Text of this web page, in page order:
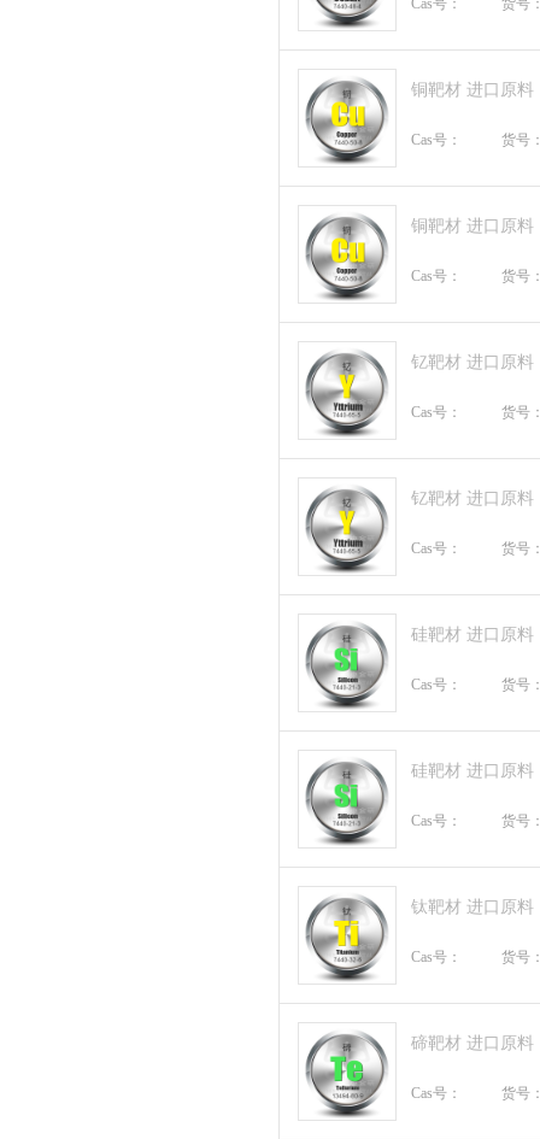
Cas号： 货号
铜靶材 进口原料
Cas号： 货号
铜靶材 进口原料
Cas号： 货号
钇靶材 进口原料
Cas号： 货号
钇靶材 进口原料
Cas号： 货号
硅靶材 进口原料
Cas号： 货号
硅靶材 进口原料
Cas号： 货号
钛靶材 进口原料
Cas号： 货号
碲靶材 进口原料
Cas号： 货号